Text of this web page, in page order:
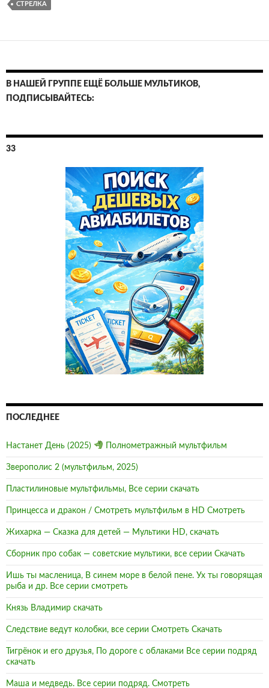
СТРЕЛКА
В НАШЕЙ ГРУППЕ ЕЩЁ БОЛЬШЕ МУЛЬТИКОВ,
ПОДПИСЫВАЙТЕСЬ:
33
ПОСЛЕДНЕЕ
Настанет День (2025) Полнометражный мультфильм
Зверополис 2 (мультфильм, 2025)
Пластилиновые мультфильмы, Все серии скачать
Принцесса и дракон / Смотреть мультфильм в HD Смотреть
Жихарка — Сказка для детей — Мультики HD, скачать
Сборник про собак — советские мультики, все серии Скачать
Ишь ты масленица, В синем море в белой пене. Ух ты говорящая
рыба и др. Все серии смотреть
Князь Владимир скачать
Следствие ведут колобки, все серии Смотреть Скачать
Тигрёнок и его друзья, По дороге с облаками Все серии подряд
скачать
Маша и медведь. Все серии подряд. Смотреть